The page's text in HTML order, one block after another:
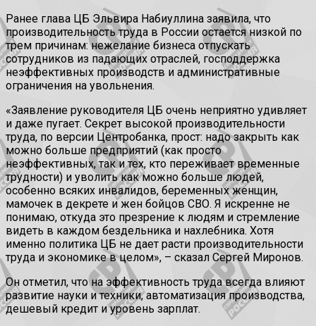
Ранее глава ЦБ Эльвира Набиуллина заявила, что
производительность труда в России остается низкой по
трем причинам: нежелание бизнеса отпускать
сотрудников из падающих отраслей, господдержка
неэффективных производств и административные
ограничения на увольнения.
«Заявление руководителя ЦБ очень неприятно удивляет
и даже пугает. Секрет высокой производительности
труда, по версии Центробанка, прост: надо закрыть как
можно больше предприятий (как просто
неэффективных, так и тех, кто переживает временные
трудности) и уволить как можно больше людей,
особенно всяких инвалидов, беременных женщин,
мамочек в декрете и жен бойцов СВО. Я искренне не
понимаю, откуда это презрение к людям и стремление
видеть в каждом бездельника и нахлебника. Хотя
именно политика ЦБ не дает расти производительности
труда и экономике в целом», – сказал Сергей Миронов.
Он отметил, что на эффективность труда всегда влияют
развитие науки и техники, автоматизация производства,
дешевый кредит и уровень зарплат.